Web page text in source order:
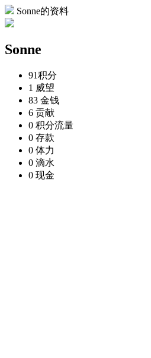
Sonne的资料
Sonne
91积分
1 威望
83 金钱
6 贡献
0 积分流量
0 存款
0 体力
0 滴水
0 现金